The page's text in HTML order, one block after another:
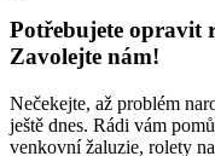
Potřebujete opravit
Zavolejte nám!
Nečekejte, až problém
ještě dnes. Rádi vám
venkovní žaluzie, rolety